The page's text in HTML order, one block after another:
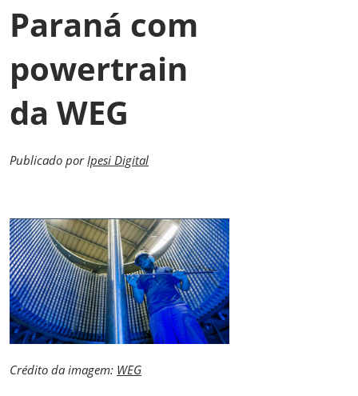
Paraná com
powertrain
da WEG
Publicado porIpesi Digital
Crédito da imagem: WEG